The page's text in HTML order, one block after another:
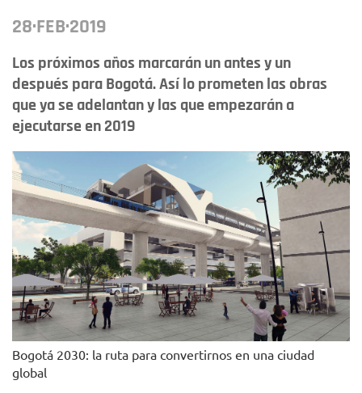
28·FEB·2019
Los próximos años marcarán un antes y un
después para Bogotá. Así lo prometen las obras
que ya se adelantan y las que empezarán a
ejecutarse en 2019
Bogotá 2030: la ruta para convertirnos en una ciudad
global